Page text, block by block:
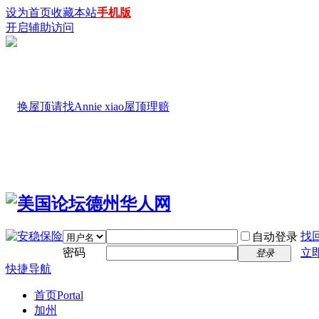
设为首页收藏本站手机版
开启辅助访问
自动登录 找
密码
登录
立
快捷导航
首页Portal
加州